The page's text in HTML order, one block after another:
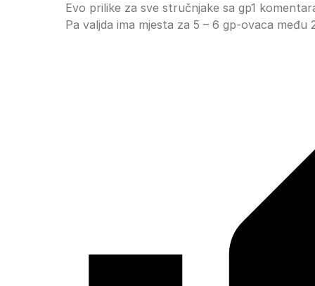
Evo prilike za sve stručnjake sa gp1
Pa valjda ima mjesta za 5 – 6 gp-ovaca